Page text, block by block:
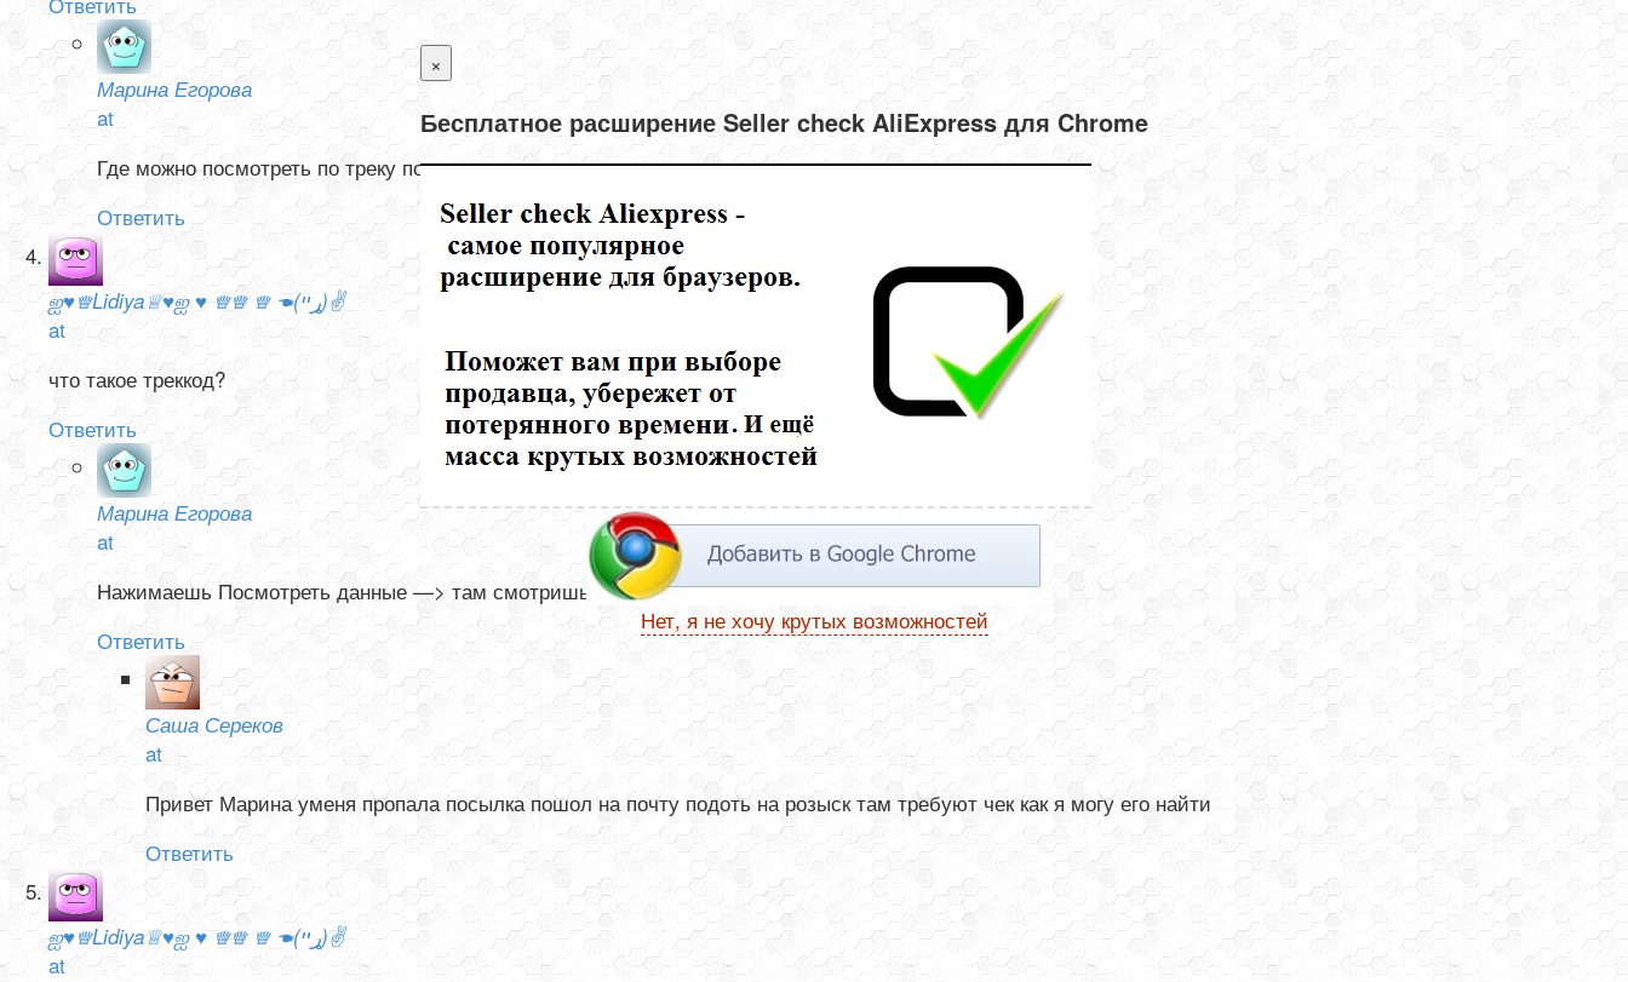
Марина Егорова
at
Где можно посмотреть по треку посылки.
Ответить
ஐ♥♕Lidiya♕♥ஐ ♥ ♕♕ ♕ ☚(ړײ)✌
at
что такое треккод?
Ответить
Марина Егорова
at
Нажимаешь Посмотреть данные —> там смотришь Номер отслеживания -это и есть треккод
Ответить
Саша Сереков
at
Привет Марина уменя пропала посылка пошол на почту подоть на розыск там требуют чек как я могу его найти
Ответить
ஐ♥♕Lidiya♕♥ஐ ♥ ♕♕ ♕ ☚(ړײ)✌
at
×
Бесплатное расширение Seller check AliExpress для Chrome
Нет, я не хочу крутых возможностей